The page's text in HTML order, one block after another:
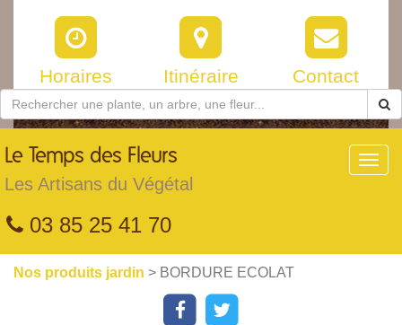
Horaires Itinéraire Contact
Le Temps des Fleurs
Les Artisans du Végétal
03 85 25 41 70
Nos produits jardin > BORDURE ECOLAT